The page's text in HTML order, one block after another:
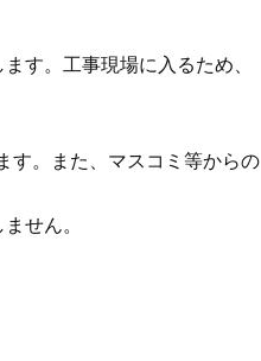
す。工事現場に入るため、
。また、マスコミ等からの
せん。